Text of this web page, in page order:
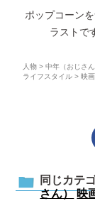
ポップコーン
ラストで
人物 >中年（おじさ
ライフスタイル > 映画
同じカテ
さん） 映